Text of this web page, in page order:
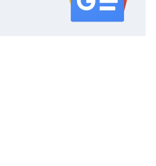
serwisu